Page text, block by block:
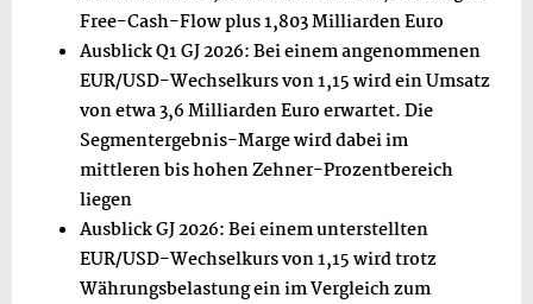
Free-Cash-Flow plus 1,803Milliarden Euro
Ausblick Q1 GJ 2026: Bei einem angenommenen
EUR/USD-Wechselkurs von 1,15 wird ein Umsatz
von etwa 3,6 Milliarden Euro erwartet. Die
Segmentergebnis-Marge wird dabei im
mittleren bis hohen Zehner-Prozentbereich
liegen
Ausblick GJ 2026: Bei einem unterstellten
EUR/USD-Wechselkurs von 1,15 wird trotz
Währungsbelastung ein im Vergleich zum